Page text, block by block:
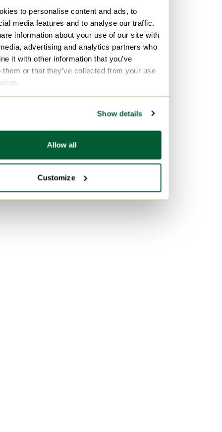
to personalise content and ads, to
media features and to analyse our traffic.
information about your use of our site with
advertising and analytics partners who
it with other information that you’ve
them or that they’ve collected from your use
Show details
Allow all
Customize
Textiel Fauteuils
Kleur
Roze Fauteuils
Zwart Fauteuils
Fluweel Banken
Marmer Tafels